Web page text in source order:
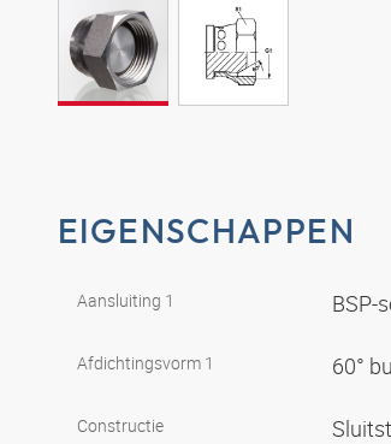
EIGENSCHAPPEN
Aansluiting 1 BSP-
Afdichtingsvorm 1 60°
Constructie